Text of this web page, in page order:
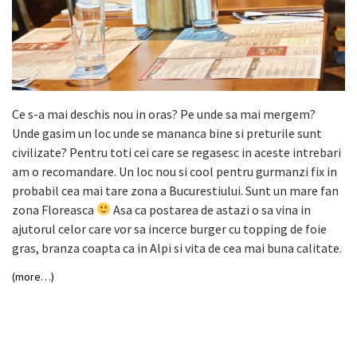
Ce s-a mai deschis nou in oras? Pe unde sa mai mergem?
Unde gasim un loc unde se mananca bine si preturile sunt
civilizate? Pentru toti cei care se regasesc in aceste intrebari
am o recomandare. Un loc nou si cool pentru gurmanzi fix in
probabil cea mai tare zona a Bucurestiului. Sunt un mare fan
zona Floreasca
Asa ca postarea de astazi o sa vina in
ajutorul celor care vor sa incerce burger cu topping de foie
gras, branza coapta ca in Alpi si vita de cea mai buna calitate.
(more…)